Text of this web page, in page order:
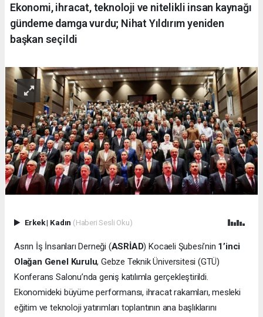
Ekonomi, ihracat, teknoloji ve nitelikli insan kaynağı
gündeme damga vurdu; Nihat Yıldırım yeniden
başkan seçildi
Erkek| Kadın (Haberi Sesli Oku)
Asrın İş İnsanları Derneği (ASRİAD) Kocaeli Şubesi’nin 1’inci
Olağan Genel Kurulu, Gebze Teknik Üniversitesi (GTÜ)
Konferans Salonu’nda geniş katılımla gerçekleştirildi.
Ekonomideki büyüme performansı, ihracat rakamları, mesleki
eğitim ve teknoloji yatırımları toplantının ana başlıklarını